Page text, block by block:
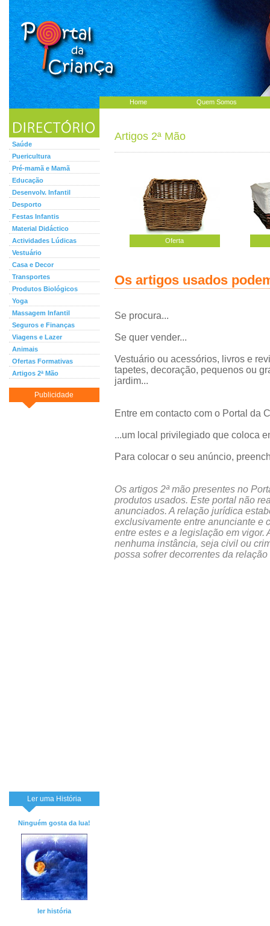
Home Quem Somos
Saúde
Puericultura
Pré-mamã e Mamã
Educação
Desenvolv. Infantil
Desporto
Festas Infantis
Material Didáctico
Actividades Lúdicas
Vestuário
Casa e Decor
Transportes
Produtos Biológicos
Yoga
Massagem Infantil
Seguros e Finanças
Viagens e Lazer
Animais
Ofertas Formativas
Artigos 2ª Mão
Publicidade
Ler uma História
Ninguém gosta da lua!
ler história
Artigos 2ª Mão
Oferta
Os artigos usados
Se procura...
Se quer vender...
Vestuário ou acessórios, livros e
tapetes, decoração, pequenos ou
jardim...
Entre em contacto com o Portal da
...um local privilegiado que coloca
Para colocar o seu anúncio,
Os artigos 2ª mão presentes no
produtos usados. Este portal não
anunciados. A relação jurídica
exclusivamente entre anunciante e
entre estes e a legislação em vigor.
nenhuma instância, seja civil ou
possa sofrer decorrentes da